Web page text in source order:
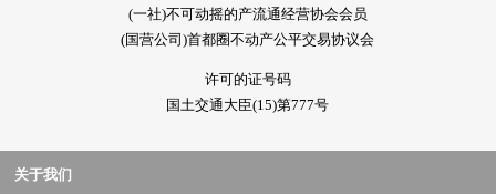
(一社)不可动摇的产流通经营协会会员
(国营公司)首都圈不动产公平交易协议会
许可的证号码
国土交通大臣(15)第777号
关于我们